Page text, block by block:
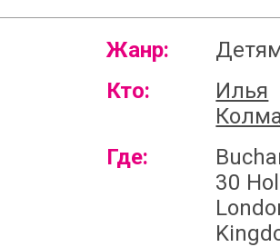
Жанр:
Кто:
Илья
Где:
30